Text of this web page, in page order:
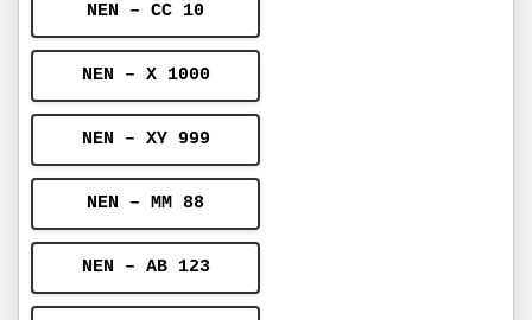
NEN – CC 10
NEN – X 1000
NEN – XY 999
NEN – MM 88
NEN – AB 123